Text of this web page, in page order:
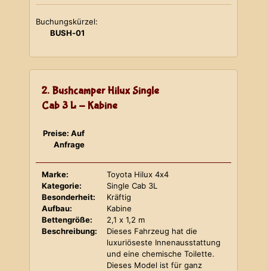
Buchungskürzel:
BUSH-01
2. Bushcamper Hilux Single
Cab 3 L - Kabine
Preise: Auf
Anfrage
Marke:
Toyota Hilux 4x4
Kategorie:
Single Cab 3L
Besonderheit:
Kräftig
Aufbau:
Kabine
Bettengröße:
2,1 x 1,2 m
Beschreibung:
Dieses Fahrzeug hat die
luxuriöseste Innenausstattung
und eine chemische Toilette.
Dieses Model ist für ganz